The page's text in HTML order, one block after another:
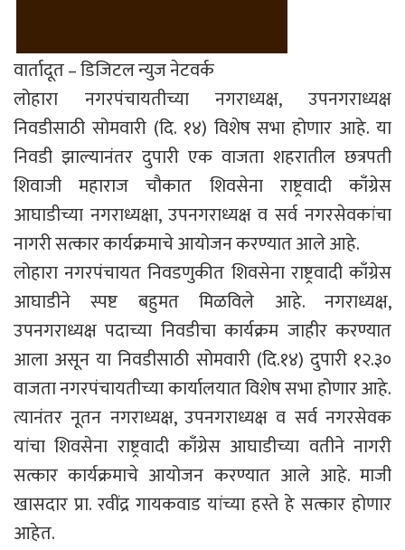
वार्तादूत – डिजिटल न्युज नेटवर्क
लोहारा नगरपंचायतीच्या नगराध्यक्ष, उपनगराध्यक्ष
निवडीसाठी सोमवारी (दि. १४) विशेष सभा होणार आहे. या
निवडी झाल्यानंतर दुपारी एक वाजता शहरातील छत्रपती
शिवाजी महाराज चौकात शिवसेना राष्ट्रवादी काँग्रेस
आघाडीच्या नगराध्यक्षा, उपनगराध्यक्ष व सर्व नगरसेवकांचा
नागरी सत्कार कार्यक्रमाचे आयोजन करण्यात आले आहे.
लोहारा नगरपंचायत निवडणुकीत शिवसेना राष्ट्रवादी काँग्रेस
आघाडीने स्पष्ट बहुमत मिळविले आहे. नगराध्यक्ष,
उपनगराध्यक्ष पदाच्या निवडीचा कार्यक्रम जाहीर करण्यात
आला असून या निवडीसाठी सोमवारी (दि.१४) दुपारी १२.३०
वाजता नगरपंचायतीच्या कार्यालयात विशेष सभा होणार आहे.
त्यानंतर नूतन नगराध्यक्ष, उपनगराध्यक्ष व सर्व नगरसेवक
यांचा शिवसेना राष्ट्रवादी काँग्रेस आघाडीच्या वतीने नागरी
सत्कार कार्यक्रमाचे आयोजन करण्यात आले आहे. माजी
खासदार प्रा. रवींद्र गायकवाड यांच्या हस्ते हे सत्कार होणार
आहेत.